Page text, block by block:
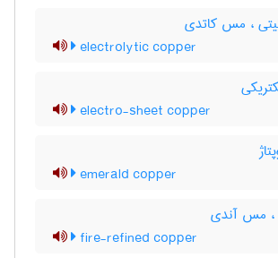
، مس کاتدی
electrolytic copper
electro-sheet copper
emerald copper
مس آندی
fire-refined copper